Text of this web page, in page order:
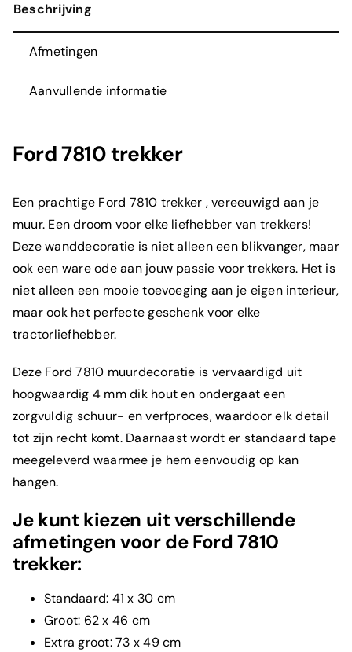
Beschrijving
Afmetingen
Aanvullende informatie
Ford 7810 trekker
Een prachtige Ford 7810 trekker , vereeuwigd aan je
muur. Een droom voor elke liefhebber van trekkers!
Deze wanddecoratie is niet alleen een blikvanger, maar
ook een ware ode aan jouw passie voor trekkers. Het is
niet alleen een mooie toevoeging aan je eigen interieur,
maar ook het perfecte geschenk voor elke
tractorliefhebber.
Deze Ford 7810 muurdecoratie is vervaardigd uit
hoogwaardig 4 mm dik hout en ondergaat een
zorgvuldig schuur- en verfproces, waardoor elk detail
tot zijn recht komt. Daarnaast wordt er standaard tape
meegeleverd waarmee je hem eenvoudig op kan
hangen.
Je kunt kiezen uit verschillende
afmetingen voor de Ford 7810
trekker:
Standaard: 41 x 30 cm
Groot: 62 x 46 cm
Extra groot: 73 x 49 cm